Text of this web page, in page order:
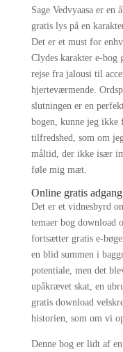
Sage Vedvyaasa er en
gratis lys på en
Det er et must for
Clydes karakter e-bog
rejse fra jalousi til
hjerteværmende.
slutningen er en
bogen, kunne jeg ikke
tilfredshed, som om
måltid, der ikke især
føle mig mæt.
Online gratis
Det er et vidnesbyrd
temaer bog download
fortsætter gratis e-
en blid summen i
potentiale, men det
upåkrævet skat, en
gratis download
historien, som om vi
Denne bog er lidt af